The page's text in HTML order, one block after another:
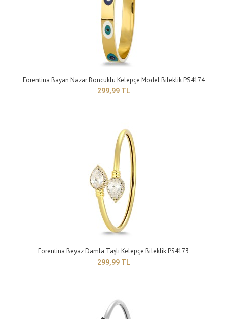
Yapısı: BijuteriMaden Rengi: griTaş Rengi: beyazTakı setleri, birçok kadının
giyim tarzını tamamlaya..
Forentina Gold Renk Beyaz Taşlı Yıldız Bileklik PS4182
399,99 TL
Forentina Bayan Nazar Boncuklu Kelepçe Model Bileklik PS4174
299,99 TL
Forentina Beyaz Damla Taşlı Kelepçe Bileklik PS4173
299,99 TL